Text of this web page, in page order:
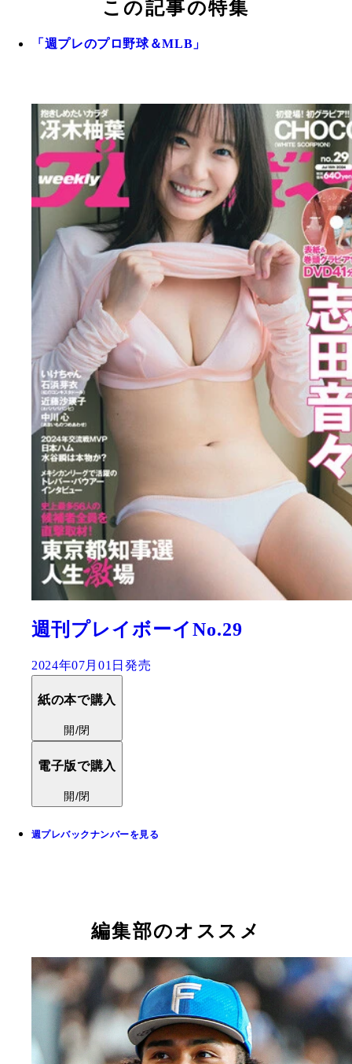
この記事の特集
「週プレのプロ野球＆MLB」
週刊プレイボーイNo.29
2024年07月01日発売
紙の本で購入
開/閉
電子版で購入
開/閉
週プレバックナンバーを見る
編集部のオススメ